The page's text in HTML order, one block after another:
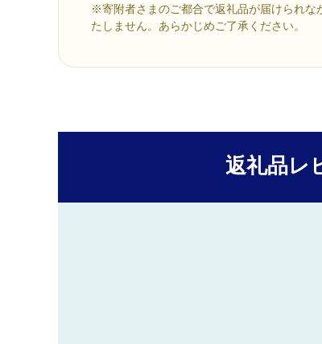
※寄附者さまのご都合で返礼品が届けられな
たしません。あらかじめご了承ください。
返礼品レ